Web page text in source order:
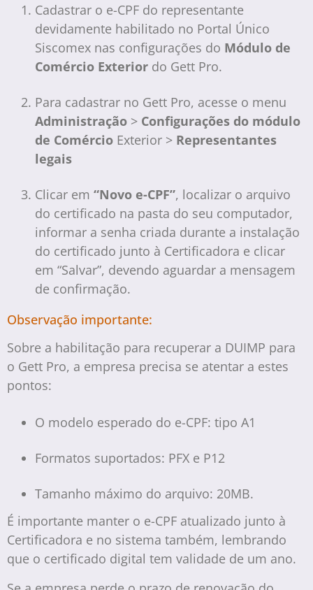
Cadastrar o e-CPF do representante
devidamente habilitado no Portal Único
Siscomex nas configurações do Módulo de
Comércio Exterior do Gett Pro.
Para cadastrar no Gett Pro, acesse o menu
Administração > Configurações do módulo
de Comércio Exterior > Representantes
legais
Clicar em “Novo e-CPF”, localizar o arquivo
do certificado na pasta do seu computador,
informar a senha criada durante a instalação
do certificado junto à Certificadora e clicar
em “Salvar”, devendo aguardar a mensagem
de confirmação.
Observação importante:
Sobre a habilitação para recuperar a DUIMP para
o Gett Pro, a empresa precisa se atentar a estes
pontos:
O modelo esperado do e-CPF: tipo A1
Formatos suportados: PFX e P12
Tamanho máximo do arquivo: 20MB.
É importante manter o e-CPF atualizado junto à
Certificadora e no sistema também, lembrando
que o certificado digital tem validade de um ano.